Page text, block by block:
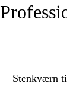
Stenkværn